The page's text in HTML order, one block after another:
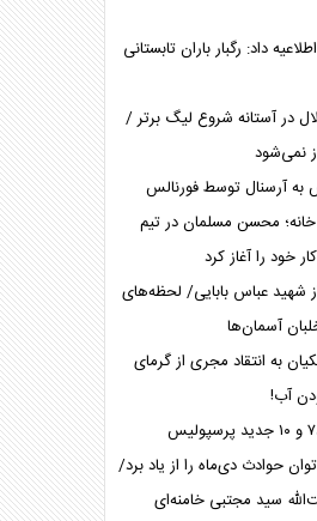
داد: رگبار باران تابستانی
در آستانه شروع لیگ برتر /
نمی‌شود
آرسنال توسط فورنالس
محسن مسلمان در تیم
خود را آغاز کرد
شهید عباس بابایی/ لحظه‌های
آسمان‌ها
به انتقاد مجری از گرمای
آب!
حوادث دی‌ماه را از یاد برد/
سید مجتبی خامنه‌ای